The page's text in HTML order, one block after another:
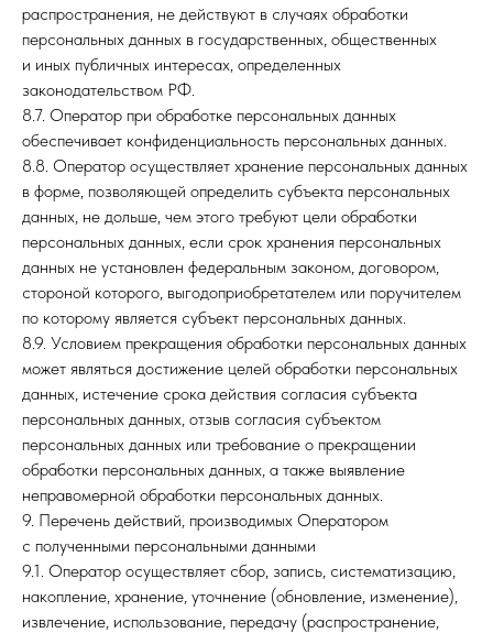
распространения, не действуют в случаях обработки
персональных данных в государственных, общественных
и иных публичных интересах, определенных
законодательством РФ.
8.7. Оператор при обработке персональных данных
обеспечивает конфиденциальность персональных данных.
8.8. Оператор осуществляет хранение персональных данных
в форме, позволяющей определить субъекта персональных
данных, не дольше, чем этого требуют цели обработки
персональных данных, если срок хранения персональных
данных не установлен федеральным законом, договором,
стороной которого, выгодоприобретателем или поручителем
по которому является субъект персональных данных.
8.9. Условием прекращения обработки персональных данных
может являться достижение целей обработки персональных
данных, истечение срока действия согласия субъекта
персональных данных, отзыв согласия субъектом
персональных данных или требование о прекращении
обработки персональных данных, а также выявление
неправомерной обработки персональных данных.
9. Перечень действий, производимых Оператором
с полученными персональными данными
9.1. Оператор осуществляет сбор, запись, систематизацию,
накопление, хранение, уточнение (обновление, изменение),
извлечение, использование, передачу (распространение,